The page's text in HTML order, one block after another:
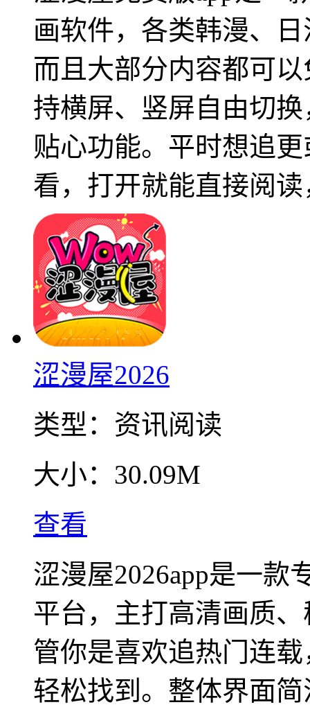
画软件，各类韩漫、
而且大部分内容都可
持横屏、竖屏自由切
贴心功能。平时想追
看，打开就能直接阅
涩漫屋2026
类型： 资讯阅读
大小： 30.09M
查看
涩漫屋2026app是一款
平台，主打高清画质
管你是喜欢追热门连
轻松找到。整体界面